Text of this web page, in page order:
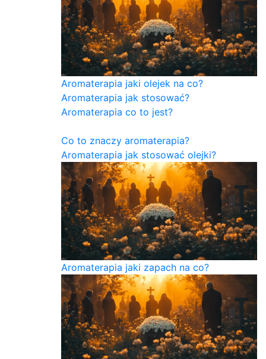
Aromaterapia jaki olejek na co?
Aromaterapia jak stosować?
Aromaterapia co to jest?
Co to znaczy aromaterapia?
Aromaterapia jak stosować olejki?
Aromaterapia jaki zapach na co?